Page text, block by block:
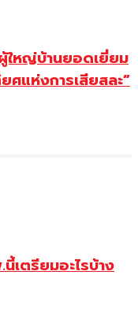
ใหญ่บ้านยอดเยี่ยม
ศแห่งการเสียสละ”
เตรียมอะไรบ้าง